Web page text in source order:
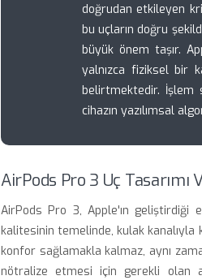
doğrudan etkileyen
bu uçların doğru
büyük önem taşır.
yalnızca fiziksel bir
belirtmektedir. İşlem
cihazın yazılımsal
AirPods Pro 3 Uç
AirPods Pro 3, Apple'ın geliştirdiği
kalitesinin temelinde, kulak kanalıyla
konfor sağlamakla kalmaz, aynı
nötralize etmesi için gerekli olan